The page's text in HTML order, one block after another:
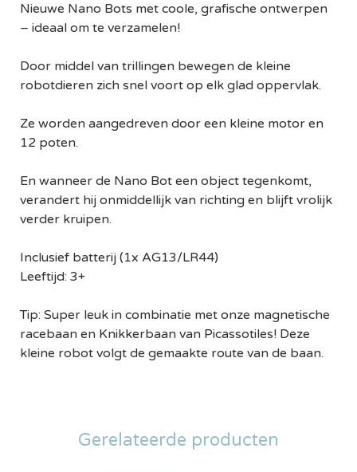
Nieuwe Nano Bots met coole, grafische ontwerpen
– ideaal om te verzamelen!
Door middel van trillingen bewegen de kleine
robotdieren zich snel voort op elk glad oppervlak.
Ze worden aangedreven door een kleine motor en
12 poten.
En wanneer de Nano Bot een object tegenkomt,
verandert hij onmiddellijk van richting en blijft vrolijk
verder kruipen.
Inclusief batterij (1x AG13/LR44)
Leeftijd: 3+
Tip: Super leuk in combinatie met onze magnetische
racebaan en Knikkerbaan van Picassotiles! Deze
kleine robot volgt de gemaakte route van de baan.
Gerelateerde producten